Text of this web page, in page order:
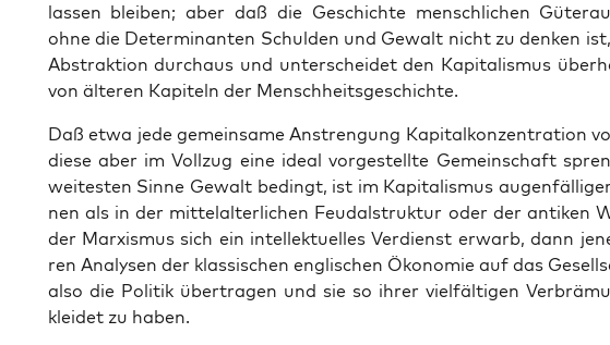
las­sen blei­ben; aber daß die Geschich­te mensch­li­chen
ohne die Deter­mi­nan­ten Schul­den und Gewalt nicht zu den­ken
Abs­trak­ti­on durch­aus und unter­schei­det den Kapi­ta­lis­mus
von älte­ren Kapi­teln der Menschheitsgeschichte.
Daß etwa jede gemein­sa­me Anstren­gung Kapi­tal­kon­zen­tra­ti­on
die­se aber im Voll­zug eine ide­al vor­ge­stell­te Gemein­schaft
wei­tes­ten Sin­ne Gewalt bedingt, ist im Kapi­ta­lis­mus
nen als in der mit­tel­al­ter­li­chen Feu­dal­struk­tur oder der anti­ken
der Mar­xis­mus sich ein intel­lek­tu­el­les Ver­dienst erwarb, dann
ren Ana­ly­sen der klas­si­schen eng­li­schen Öko­no­mie auf das
also die Poli­tik über­tra­gen und sie so ihrer viel­fäl­ti­gen
klei­det zu haben.